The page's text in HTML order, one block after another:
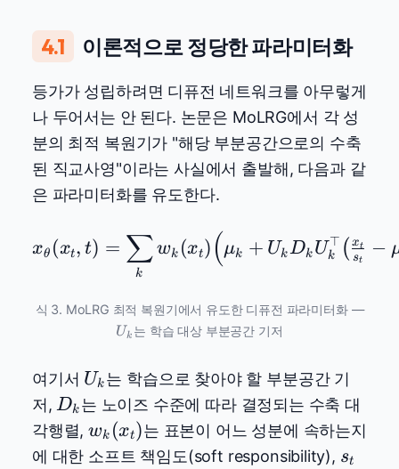
4.1 이론적으로 정당한 파라미터화
등가가 성립하려면 디퓨전 네트워크를 아무렇게
나 두어서는 안 된다. 논문은 MoLRG에서 각 성
분의 최적 복원기가 "해당 부분공간으로의 수축
된 직교사영"이라는 사실에서 출발해, 다음과 같
은 파라미터화를 유도한다.
x_\theta(x_t, t) =
xθ (xt, t) =
k
∑wk (xt) (μk + UkDk Uk
⊤ ( st
xt −
식 3. MoLRG 최적 복원기에서 유도한 디퓨전 파라미터화 —U_k
Uk 는 학습 대상 부분공간 기저
여기서 U_k
Uk 는 학습으로 찾아야 할 부분공간 기
저, D_k
Dk 는 노이즈 수준에 따라 결정되는 수축 대
각행렬,w_k(x_t)
wk (xt)는 표본이 어느 성분에 속하는지
에 대한 소프트 책임도(soft responsibility), s_t
st